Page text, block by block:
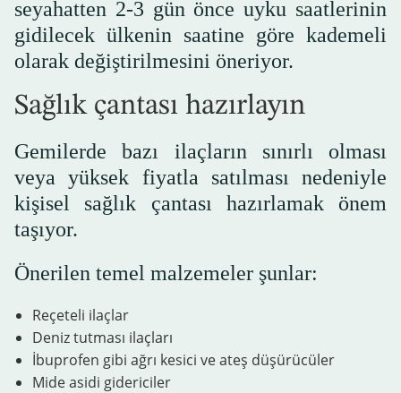
seyahatten 2-3 gün önce uyku saatlerinin
gidilecek ülkenin saatine göre kademeli
olarak değiştirilmesini öneriyor.
Sağlık çantası hazırlayın
Gemilerde bazı ilaçların sınırlı olması
veya yüksek fiyatla satılması nedeniyle
kişisel sağlık çantası hazırlamak önem
taşıyor.
Önerilen temel malzemeler şunlar:
Reçeteli ilaçlar
Deniz tutması ilaçları
İbuprofen gibi ağrı kesici ve ateş düşürücüler
Mide asidi gidericiler